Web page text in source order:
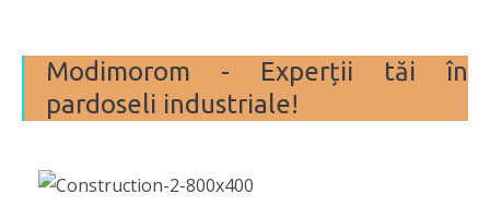
Modimorom - Experții tăi în
pardoseli industriale!